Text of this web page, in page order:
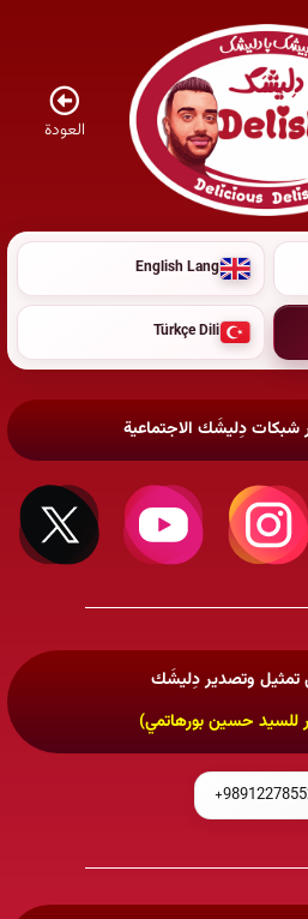
العودة
English Lang
Türkçe Dili
شبكات دِليشَك الاجتماعية
تمثيل وتصدير دِليشَك
للسيد حسين بورهاتمي)